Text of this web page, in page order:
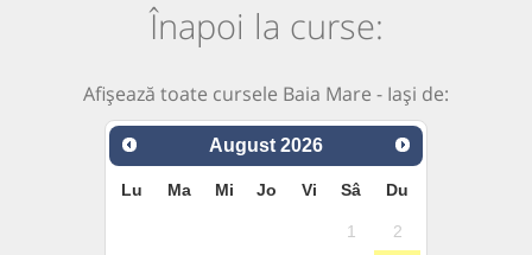
Înapoi la curse:
Afișează toate cursele Baia Mare - Iași de:
August 2026
Lu Ma Mi Jo Vi Sâ Du
1
2